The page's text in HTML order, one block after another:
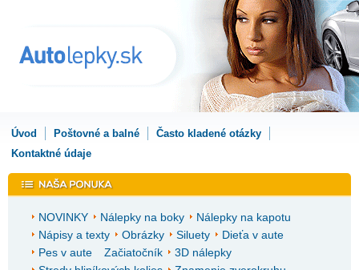
Úvod Poštovné a balné
Často kladené otázky
Kontaktné údaje
NOVINKY Nálepky na boky
Nálepky na kapotu
Nápisy a texty
Obrázky Siluety
Dieťa v aute
Pes v aute
Začiatočník
3D nálepky